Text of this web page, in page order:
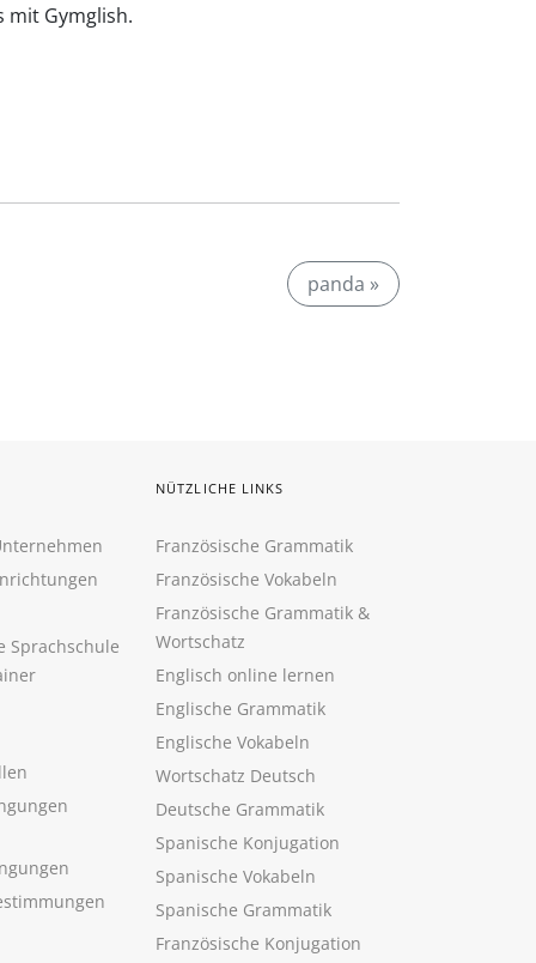
mit Gymglish.
panda »
Sprachschule
NÜTZLICHE LINKS
Französische Grammatik
Französische Vokabeln
Französische Grammatik &
Wortschatz
Englisch online lernen
Englische Grammatik
Englische Vokabeln
Wortschatz Deutsch
Deutsche Grammatik
Spanische Konjugation
Spanische Vokabeln
Spanische Grammatik
Französische Konjugation